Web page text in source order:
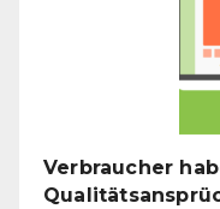
Verbraucher